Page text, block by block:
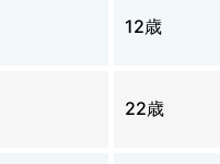
12歳
22歳